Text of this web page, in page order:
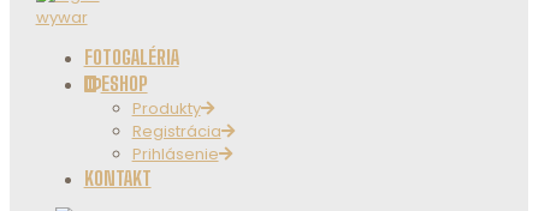
FOTOGALÉRIA
ESHOP
Produkty
Registrácia
Prihlásenie
KONTAKT